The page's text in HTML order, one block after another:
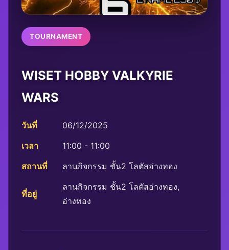
TOURNAMENT
WISET HOBBY VALKYRIE
WARS
วันที่
06/12/2025
เวลา
11:00 - 11:00
สถานที่
ลานกิจกรรม ชั้น2 โลตัสอ่างทอง
ที่อยู่
ลานกิจกรรม ชั้น2 โลตัสอ่างทอง,
อ่างทอง